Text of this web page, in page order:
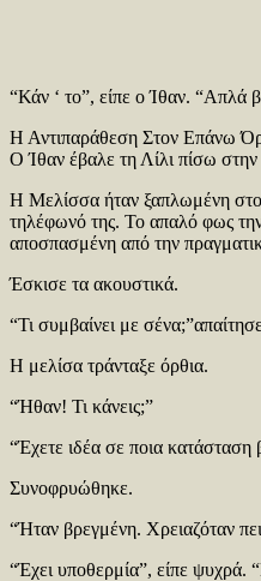
“Κάν ‘ το”, είπε ο Ίθαν. “Απλά
Η Αντιπαράθεση Στον Επάνω
Ο Ίθαν έβαλε τη Λίλι πίσω
Η Μελίσσα ήταν ξαπλωμένη στο
τηλέφωνό της. Το απαλό φως την
αποσπασμένη από την
Έσκισε τα ακουστικά.
“Τι συμβαίνει με
Η μελίσα τράνταξε όρθια.
“Ήθαν! Τι κάνεις;”
“Έχετε ιδέα σε ποια κατάσταση
Συνοφρυώθηκε.
“Ήταν βρεγμένη. Χρειαζόταν
“Έχει υποθερμία”, είπε